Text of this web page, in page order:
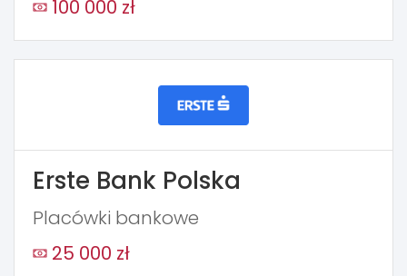
100 000 zł
Erste Bank Polska
Placówki bankowe
25 000 zł